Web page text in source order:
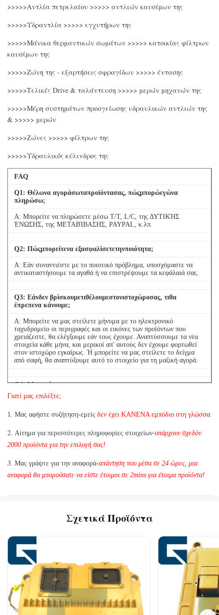
ΚΑΥΣΙΜΩΝ
EC460BLC/360BLC VOE14527364
ΦΟΡΤΙΣΤΩΝ
>>>>>Αντλία πετρελαίου >>>>> αντλιών καυσίμων της
>>>>>Υδραντλία >>>>> εγχυτήρων της
>>>>>Μάνικα θερμαντικών σωμάτων >>>>> κατοικίας φίλτρων
καυσίμων της
>>>>>Ζώνη της - εξαρτήσεις σφραγίδων >>>>> έντασης
>>>>>Τελικές Drive & ταλάντευση >>>>> μερών μηχανών της
>>>>>Μέρη συστημάτων προσγείωσης υδραυλικών αντλιών της
& >>>>> μερών
>>>>>Ζώνες >>>>> φίλτρων της
>>>>>Υδραυλικός κύλινδρος της
FAQ
Q1: Θέλωνα αγοράσωταπροϊόντασας, πώςμπορώεγώνα
πληρώσω;
Α: Μπορείτε να πληρώσετε μέσω T/T, L/C, της ΔΥΤΙΚΉΣ
ΈΝΩΣΗΣ, της ΜΕΤΑΒΊΒΑΣΗΣ, PAYPAL, κ.λπ.
Q2: Πώςμπορείτενα εξασφαλίσετετηνποιότητα;
Α: Εάν συναντιέστε με το ποιοτικό πρόβλημα, υποσχόμαστε να
αντικαταστήσουμε τα αγαθά ή να επιστρέψουμε τα κεφάλαιά σας.
Q3: Εάνδεν βρίσκουμετιθέλουμεστονιστοχώροσας, τιθα
έπρεπενα κάνουμε;
Α: Μπορείτε να μας στείλετε μήνυμα με το ηλεκτρονικό
ταχυδρομείο οι περιγραφές και οι εικόνες των προϊόντων που
χρειάζεστε, θα ελέγξουμε εάν τους έχουμε. Αναπτύσσουμε τα νέα
στοιχεία κάθε μήνα, και μερικοί απ' αυτούς δεν έχουμε φορτωθεί
στον ιστοχώρο εγκαίρως. Ή μπορείτε να μας στείλετε το δείγμα
από σαφή, θα αναπτύξουμε αυτό το στοιχείο για τη μαζική αγορά.
Q4: Μπορούμενα
αγοράσουμε1PCκάθεστοιχείουγιατηνποιοτικήδοκιμή;
εξετάζει εάν έχουμε το στοιχείο που χρειάζεστε στο απόθεμα
Γιατί μας επιλέξτε;
1. Μας αφήστε συζήτηση-εμείς δεν έχει ΚΑΝΕΝΑ εμπόδιο στη γλώσσα
2. Αίτημα για περισσότερες πληροφορίες στοιχείων-υπάρχουν σχεδόν
2000 προϊόντα για την επιλογή σας!
3. Μας γράψτε για την αναφορά-απάντηση που μέσα σε 24 ώρες, μια
αναφορά θα μπορούσατε να είστε έτοιμοι σε 2mins για έτοιμα προϊόντα!
Σχετικά Προϊόντα